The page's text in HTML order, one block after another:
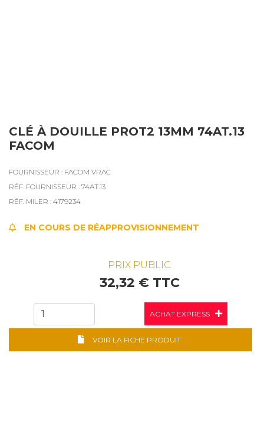
CLÉ À DOUILLE PROT2 13MM 74AT.13
FACOM
FOURNISSEUR : FACOM VRAC
RÉF. FOURNISSEUR : 74AT.13
RÉF. MILER : 4179234
EN COURS DE RÉAPPROVISIONNEMENT
PRIX PUBLIC
32,32 € TTC
ACHAT EXPRESS
VOIR LA FICHE PRODUIT